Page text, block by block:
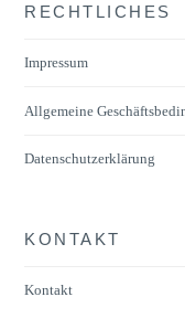
RECHTLICHES
Impressum
Allgemeine
Datenschutzerklärung
KONTAKT
Kontakt